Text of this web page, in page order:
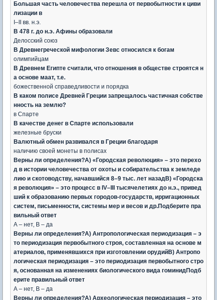
Большая часть человечества перешла от первобытности к циви
лизации в
I–II вв. н.э.
В 478 г. до н.э. Афины образовали
Делосский союз
В Древнегреческой мифологии Зевс относился к богам
олимпийцам
В Древнем Египте считали, что отношения в обществе строятся н
а основе маат, т.е.
божественной справедливости и порядка
В каком полисе Древней Греции запрещалось частичная собстве
нность на землю?
в Спарте
В качестве денег в Спарте использовали
железные бруски
Валютный обмен развивался в Греции благодаря
наличию своей монеты в полисах
Верны ли определения?А) «Городская революция» – это перехо
д в истории человечества от охоты и собирательства к земледе
лию и скотоводству, начавшийся 8–9 тыс. лет назадВ) «Городска
я революция» – это процесс в IV–III тысячелетиях до н.э., привед
ший к образованию первых городов-государств, ирригационных
систем, письменности, системы мер и весов и др.Подберите пра
вильный ответ
А – нет, В – да
Верны ли определения?А) Антропологическая периодизация – э
то периодизация первобытного строя, составленная на основе м
атериалов, применявшихся при изготовлении орудийВ) Антропо
логическая периодизация – это периодизация первобытного стро
я, основанная на изменениях биологического вида гоминидПодб
ерите правильный ответ
А – нет, В – да
Верны ли определения?А) Археологическая периодизация – это